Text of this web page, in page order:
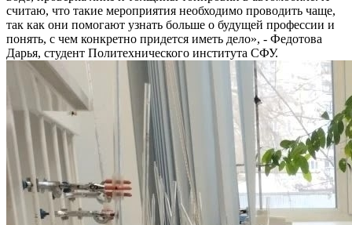
считаю, что такие мероприятия необходимо проводить чаще,
так как они помогают узнать больше о будущей профессии и
понять, с чем конкретно придется иметь дело», - Федотова
Дарья, студент Политехнического института СФУ.